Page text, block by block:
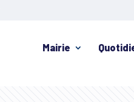
Mairie